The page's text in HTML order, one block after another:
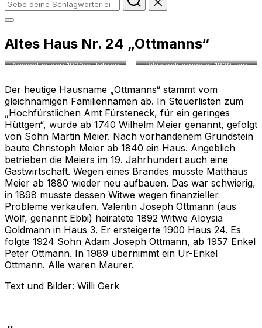
nach:
Seitenleiste
Navigation
Altes Haus Nr. 24 „Ottmanns“
Ansicht in den 1920er Jahren
Bildstock errichtet 1839 von
Der heutige Hausname „Ottmanns“ stammt vom
gleichnamigen Familiennamen ab. In Steuerlisten zum
„Hochfürstlichen Amt Fürsteneck, für ein geringes
Hüttgen“, wurde ab 1740 Wilhelm Meier genannt, gefolgt
von Sohn Martin Meier. Nach vorhandenem Grundstein
baute Christoph Meier ab 1840 ein Haus. Angeblich
betrieben die Meiers im 19. Jahrhundert auch eine
Gastwirtschaft. Wegen eines Brandes musste Matthäus
Meier ab 1880 wieder neu aufbauen. Das war schwierig,
in 1898 musste dessen Witwe wegen finanzieller
Probleme verkaufen. Valentin Joseph Ottmann (aus
Wölf, genannt Ebbi) heiratete 1892 Witwe Aloysia
Goldmann in Haus 3. Er ersteigerte 1900 Haus 24. Es
folgte 1924 Sohn Adam Joseph Ottmann, ab 1957 Enkel
Peter Ottmann. In 1989 übernimmt ein Ur-Enkel
Ottmann. Alle waren Maurer.
Text und Bilder: Willi Gerk